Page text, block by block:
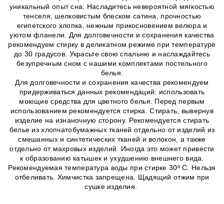
уникальный опыт сна. Насладитесь невероятной мягкостью
тенселя, шелковистым блеском сатина, прочностью
египетского хлопка, нежным прикосновением велюра и
уютом фланели. Для долговечности и сохранения качества
рекомендуем стирку в деликатном режиме при температуре
до 30 градусов. Украсьте свою спальню и наслаждайтесь
безупречным сном с нашими комплектами постельного
белья.
Для долговечности и сохранения качества рекомендуем
придерживаться данных рекомендаций: использовать
моющие средства для цветного белья. Перед первым
использованием рекомендуется стирка. Стирать, вывернув
изделие на изнаночную сторону. Рекомендуется стирать
белье из хлопчатобумажных тканей отдельно от изделий из
смешанных и синтетических тканей и волокон, а также
отдельно от махровых изделий. Иногда это может привести
к образованию катышек и ухудшению внешнего вида.
Рекомендуемая температура воды при стирке 30º C. Нельзя
отбеливать. Химчистка запрещена. Щадящий отжим при
сушке изделия.